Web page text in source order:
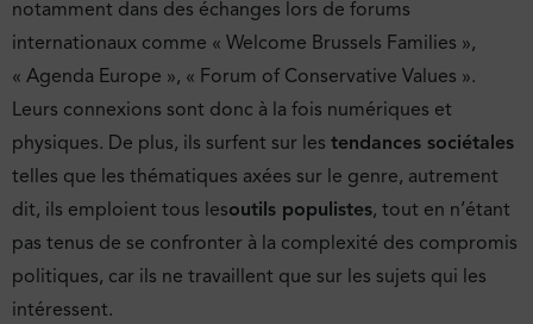
notamment dans des échanges lors de forums
internationaux comme « Welcome Brussels Families »,
« Agenda Europe », « Forum of Conservative Values ».
Leurs connexions sont donc à la fois numériques et
physiques. De plus, ils surfent sur les tendances sociétales
telles que les thématiques axées sur le genre, autrement
dit, ils emploient tous lesoutils populistes, tout en n’étant
pas tenus de se confronter à la complexité des compromis
politiques, car ils ne travaillent que sur les sujets qui les
intéressent.